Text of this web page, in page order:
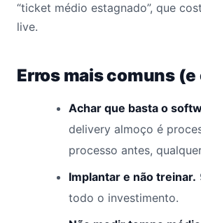
“ticket médio estagnado”, que
live.
Erros mais comuns
Achar que basta o
delivery almoço é
processo antes,
Implantar e não treinar.
todo o investimento.